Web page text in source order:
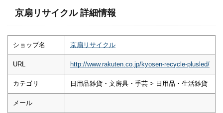
京扇リサイクル 詳細情報
ショップ名 京扇リサイクル
URL http://www.rakuten.co.jp/kyosen-recycle-plusled/
カテゴリ 日用品雑貨・文房具・手芸 > 日用品・生活雑貨
メール